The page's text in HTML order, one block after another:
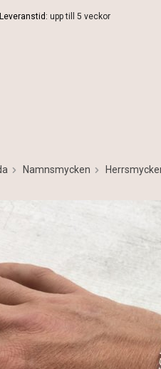
Leveranstid: upp till 5 veckor
Namnsmycken